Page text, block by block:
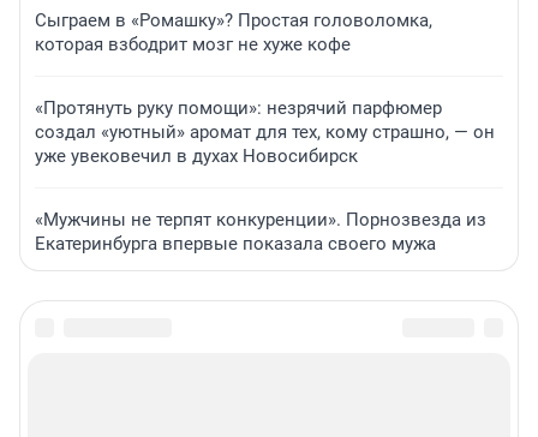
Сыграем в «Ромашку»? Простая головоломка,
которая взбодрит мозг не хуже кофе
«Протянуть руку помощи»: незрячий парфюмер
создал «уютный» аромат для тех, кому страшно, — он
уже увековечил в духах Новосибирск
«Мужчины не терпят конкуренции». Порнозвезда из
Екатеринбурга впервые показала своего мужа